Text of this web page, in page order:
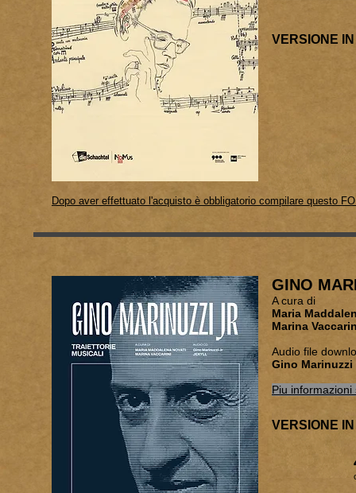
VERSIONE
Dopo aver effettuato l'acquisto è obbligatorio compilare questo
GINO
A cura di
Maria
Marina
Audio file
Gino Marinuzzi
Piu informazioni
VERSIONE